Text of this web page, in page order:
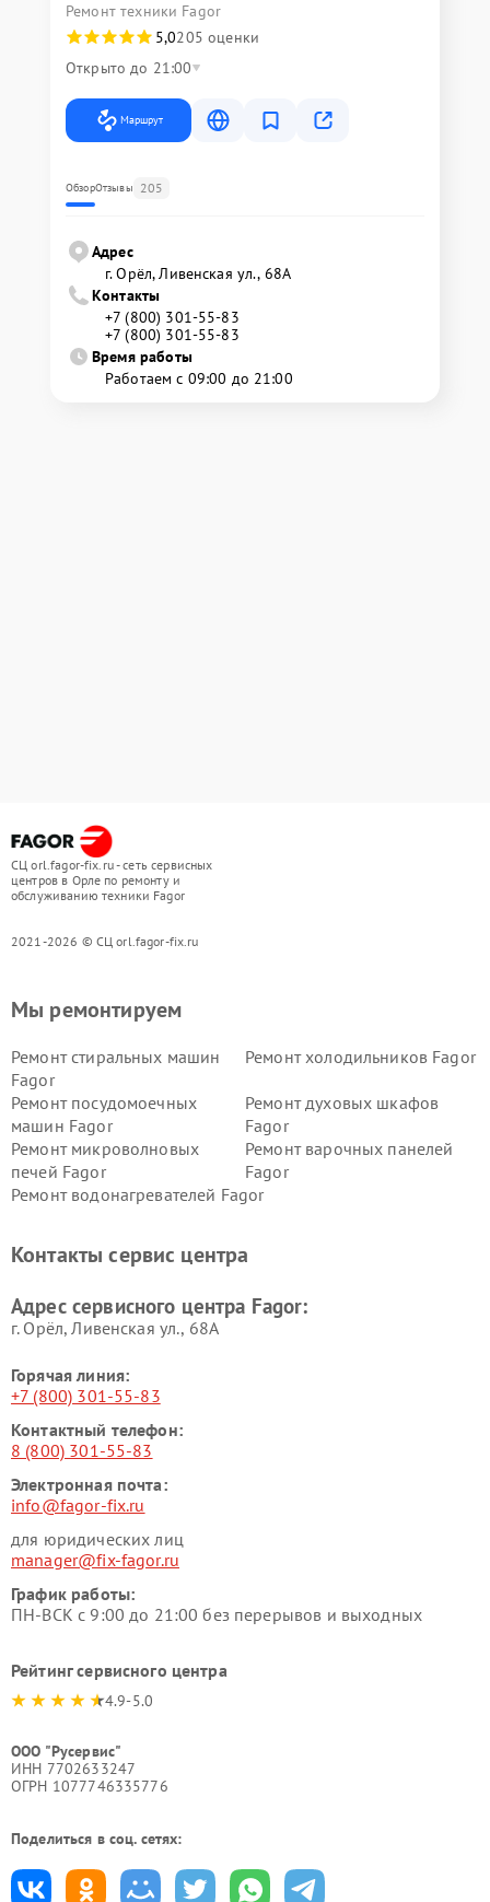
Ремонт техники Fagor
5,0205 оценки
Открыто до 21:00
Маршрут
ОбзорОтзывы 205
Адрес
г. Орёл, Ливенская ул., 68А
Контакты
+7 (800) 301-55-83
+7 (800) 301-55-83
Время работы
Работаем с 09:00 до 21:00
СЦ orl.fagor-fix.ru - сеть сервисных
центров в Орле по ремонту и
обслуживанию техники Fagor
2021-2026 © СЦ orl.fagor-fix.ru
Мы ремонтируем
Ремонт стиральных машин
Fagor
Ремонт холодильников Fagor
Ремонт посудомоечных
машин Fagor
Ремонт духовых шкафов
Fagor
Ремонт микроволновых
печей Fagor
Ремонт варочных панелей
Fagor
Ремонт водонагревателей Fagor
Контакты сервис центра
Адрес сервисного центра Fagor:
г. Орёл, Ливенская ул., 68А
Горячая линия:
+7 (800) 301-55-83
Контактный телефон:
8 (800) 301-55-83
Электронная почта:
info@fagor-fix.ru
для юридических лиц
manager@fix-fagor.ru
График работы:
ПН-ВСК с 9:00 до 21:00 без перерывов и выходных
Рейтинг сервисного центра
4.9-5.0
ООО "Русервис"
ИНН 7702633247
ОГРН 1077746335776
Поделиться в соц. сетях: